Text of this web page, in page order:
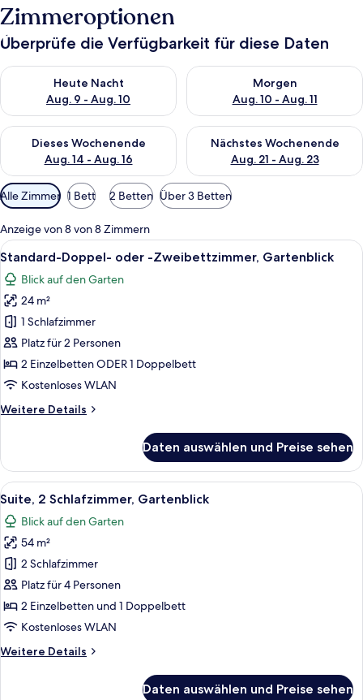
Zimmeroptionen
Überprüfe die Verfügbarkeit für diese Daten
Heute Nacht
Aug. 9 - Aug. 10
Überprüfe die Verfügbarkeit für heute Nacht, Aug. 9 - Aug.
Morgen
Aug. 10 - Aug. 11
Überprüfe die Verfügbarkeit
Dieses Wochenende
Aug. 14 - Aug. 16
Überprüfe die Verfügbarkeit für dieses Wochenende, Aug. 14
Nächstes Wochenende
Aug. 21 - Aug. 23
Überprüfe die Verfügbarkeit
Verfügbare
Filter
für
Zimmer
Alle Zimmer 1 Bett 2 Betten Über 3 Betten
Anzeige von 8 von 8 Zimmern
Alle
Fotos
für
Standard-
Doppel-
oder
-
Zweibettzimmer,
anzeigen
Ein Hotelzimmer mit einem großen
12
Standard-Doppel- oder -Zweibettzimmer, Gartenblick
Blick auf den Garten
24 m²
1 Schlafzimmer
Platz für 2 Personen
2 Einzelbetten ODER 1 Doppelbett
Kostenloses WLAN
Weitere Details
Weitere
Doppel-
oder
-
Gartenblick
Daten auswählen und Preise sehen
Alle
Fotos
für
Suite,
2 Schlafzimmer,
Gartenblick
anzeigen
Ein Balkon mit Tisch und Stühlen,
17
Suite, 2 Schlafzimmer, Gartenblick
Blick auf den Garten
54 m²
2 Schlafzimmer
Platz für 4 Personen
2 Einzelbetten und 1 Doppelbett
Kostenloses WLAN
Weitere Details
Weitere
Daten auswählen und Preise sehen